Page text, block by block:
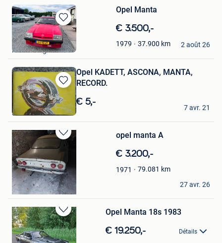
Sauvegarder
dans
Mes
Favoris
Opel Manta
€ 3.500,-
1979 37.900 km
Classic cars Heerde
Middelburg
2 août 26
Sauvegarder
dans
Mes
Favoris
Opel KADETT, ASCONA, MANTA,
RECORD.
€ 5,-
Guido
Sint-Niklaas
7 avr. 21
Sauvegarder
dans
Mes
Favoris
opel manta A
€ 3.200,-
1971 79.081 km
mik
Orp-Le-Grand
27 avr. 26
Sauvegarder
dans
Mes
Opel Manta 18s 1983
€ 19.250,- Détails